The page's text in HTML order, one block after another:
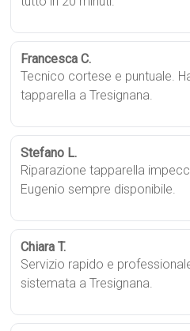
Francesca C.
Tecnico cortese e puntuale.
tapparella a Tresignana.
Stefano L.
Riparazione tapparella
Eugenio sempre disponibile.
Chiara T.
Servizio rapido e
sistemata a Tresignana.